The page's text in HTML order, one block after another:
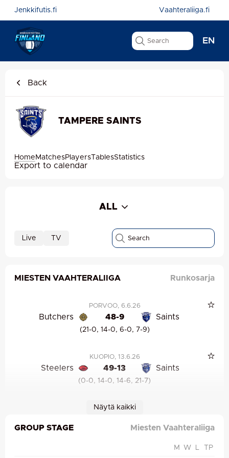
Jenkkifutis.fi Vaahteraliiga.fi
EN
Back
TAMPERE SAINTS
Home MatchesPlayers TablesStatistics
Export to calendar
Live TV
MIESTEN VAAHTERALIIGA Runkosarja
PORVOO, 6.6.26
Butchers 48-9 Saints
(21-0, 14-0, 6-0, 7-9)
KUOPIO, 13.6.26
Steelers 49-13 Saints
(0-0, 14-0, 14-6, 21-7)
TAMPERE , 26.6.26
(0-7, 0-7, 7-0, 0-0)
Näytä kaikki
GROUP STAGE Miesten Vaahteraliiga
M W L TP